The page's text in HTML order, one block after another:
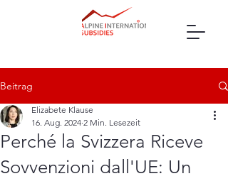
Beitrag
Perché la Svizzera Riceve
Sovvenzioni dall'UE: Un
Elizabete Klause
16. Aug. 2024 2 Min. Lesezeit